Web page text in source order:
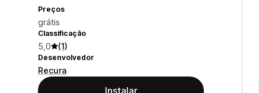
Preços
grátis
Classificação
5,0 (1)
Desenvolvedor
Recura
Instalar